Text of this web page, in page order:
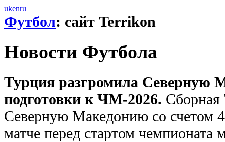
ukenru
Футбол: сайт Terrikon
Новости Футбола
Турция разгромила Северную
подготовки к ЧМ-2026. Сборная
Северную Македонию со счетом
матче перед стартом чемпионата